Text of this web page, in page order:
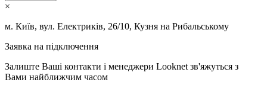
×
м. Київ, вул. Електриків, 26/10, Кузня на Рибальському
Заявка на підключення
Залиште Ваші контакти і менеджери Looknet зв'яжуться з
Вами найближчим часом